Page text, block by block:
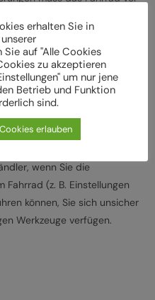
den
von einem Fachbetrieb
z. B.
(Nm) für die
wenn Sie die
(z. B. Einstellungen
können, Sie sich unsicher
Werkzeuge verfügen.
erhalten Sie in
Sie auf "Alle Cookies
zu akzeptieren
um nur jene
Betrieb und Funktion
sind.
erlauben